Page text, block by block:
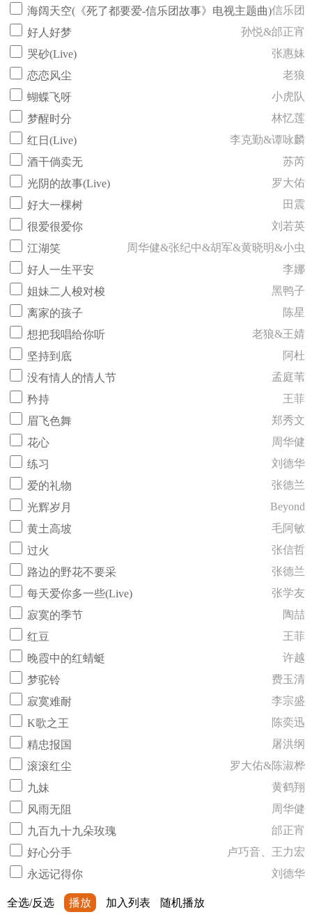
海阔天空(《死了都要爱-信乐团故事》电视主题曲)信乐团
好人好梦
孙悦&邰正宵
哭砂(Live)
张惠妹
恋恋风尘
老狼
蝴蝶飞呀
小虎队
梦醒时分
林忆莲
红日(Live)
李克勤&谭咏麟
酒干倘卖无
苏芮
光阴的故事(Live)
罗大佑
好大一棵树
田震
很爱很爱你
刘若英
江湖笑
周华健&张纪中&胡军&黄晓明&小虫
好人一生平安
李娜
姐妹二人梭对梭
黑鸭子
离家的孩子
陈星
想把我唱给你听
老狼&王婧
坚持到底
阿杜
没有情人的情人节
孟庭苇
矜持
王菲
眉飞色舞
郑秀文
花心
周华健
练习
刘德华
爱的礼物
张德兰
光辉岁月
Beyond
黄土高坡
毛阿敏
过火
张信哲
路边的野花不要采
张德兰
每天爱你多一些(Live)
张学友
寂寞的季节
陶喆
红豆
王菲
晚霞中的红蜻蜓
许越
梦驼铃
费玉清
寂寞难耐
李宗盛
K歌之王
陈奕迅
精忠报国
屠洪纲
滚滚红尘
罗大佑&陈淑桦
九妹
黄鹤翔
风雨无阻
周华健
九百九十九朵玫瑰
邰正宵
好心分手
卢巧音、王力宏
永远记得你
刘德华
全选/反选 播放 加入列表 随机播放